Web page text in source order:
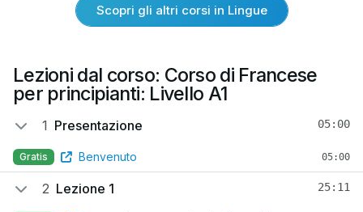
Scopri gli altri corsi in Lingue
Lezioni dal corso: Corso di Francese
per principianti: Livello A1
1 Presentazione 05:00
Gratis Benvenuto 05:00
2 Lezione 1 25:11